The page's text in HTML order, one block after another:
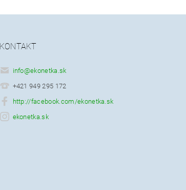
KONTAKT
info@ekonetka.sk
+421 949 295 172
http://facebook.com/ekonetka.sk
ekonetka.sk